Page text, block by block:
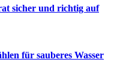
sicher und richtig auf
für sauberes Wasser